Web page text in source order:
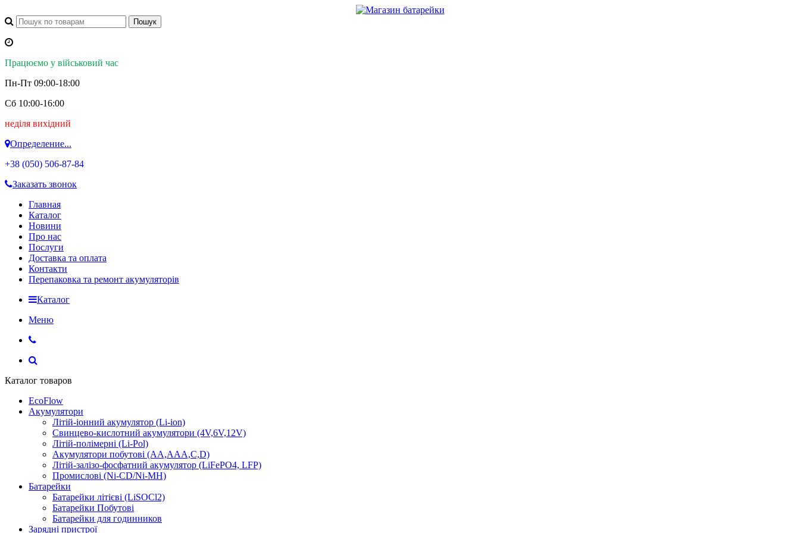
Працюємо у військовий час
Пн-Пт 09:00-18:00
Сб 10:00-16:00
неділя вихідний
Определение...
+38 (050) 506-87-84
Заказать звонок
Главная
Каталог
Новини
Про нас
Послуги
Доставка та оплата
Контакти
Перепаковка та ремонт акумуляторів
Каталог
Меню
Каталог товаров
EcoFlow
Акумулятори
Літій-іонний акумулятор (Li-ion)
Свинцево-кислотний акумулятори (4V,6V,12V)
Літій-полімерні (Li-Pol)
Акумулятори побутові (AA,AAA,C,D)
Літій-залізо-фосфатний акумулятор (LiFePO4, LFP)
Промислові (Ni-CD/Ni-MH)
Батарейки
Батарейки літієві (LiSOCl2)
Батарейки Побутові
Батарейки для годинников
Зарядні пристрої